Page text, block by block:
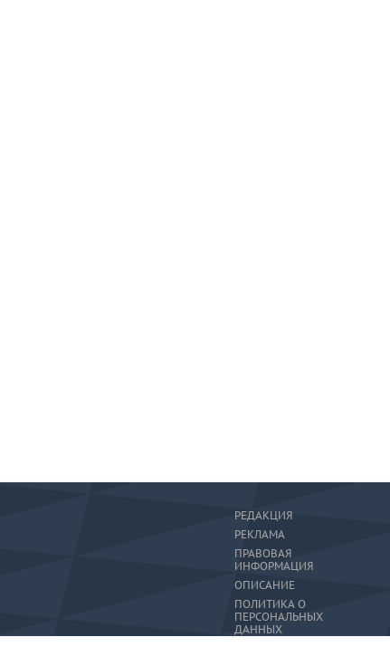
РЕДАКЦИЯ
РЕКЛАМА
ПРАВОВАЯ
ИНФОРМАЦИЯ
ОПИСАНИЕ
ПОЛИТИКА О
ПЕРСОНАЛЬНЫХ
ДАННЫХ